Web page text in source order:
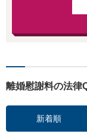
離婚慰謝料の法律
新着順